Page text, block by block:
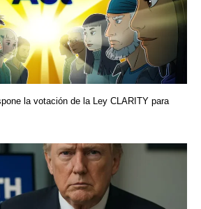
la votación de la Ley CLARITY para